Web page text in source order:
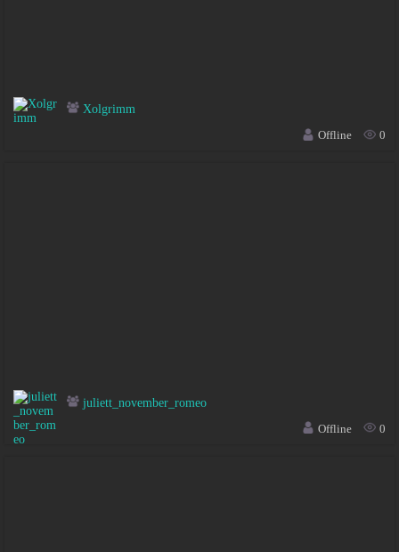
Xolgrimm
Offline
0
juliett_november_romeo
Offline
0